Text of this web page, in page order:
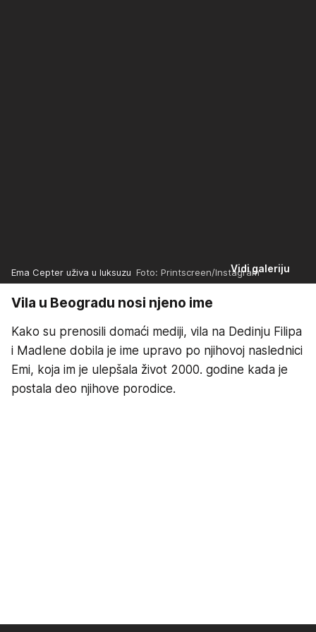
Vidi galeriju
Ema Cepter uživa u luksuzu Foto: Printscreen/Instagram
Vila u Beogradu nosi njeno ime
Kako su prenosili domaći mediji, vila na Dedinju Filipa
i Madlene dobila je ime upravo po njihovoj naslednici
Emi, koja im je ulepšala život 2000. godine kada je
postala deo njihove porodice.